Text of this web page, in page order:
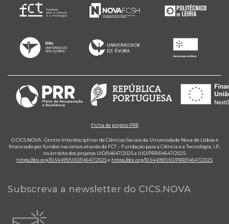
Ficha de projeto PRR
O CICS.NOVA - Centro Interdisciplinar de Ciências Sociais da Universidade Nova de Lisboa é
financiado por fundos nacionais através da FCT – Fundação para a Ciência e a Tecnologia, I.P.,
no âmbito dos projetos UID/04647/2025 e UID/PRR/04647/2025.
https://doi.org/10.54499/UID/04647/2025e https://doi.org/10.54499/UID/PRR/04647/2025
Subscreva a newsletter do CICS.NOVA